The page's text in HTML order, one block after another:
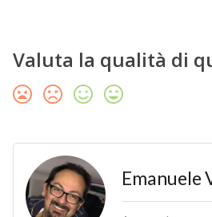
Valuta la qualità di
Emanuele